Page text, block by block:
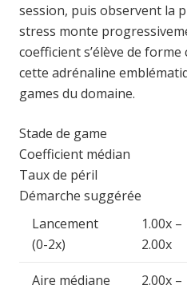
session, puis observent la
stress monte
coefficient s’élève de
cette adrénaline
games du domaine.
Stade de game
Coefficient médian
Taux de péril
Démarche suggérée
Lancement
(0-2x)
1.00x –
2.00x
Aire médiane 2.00x –